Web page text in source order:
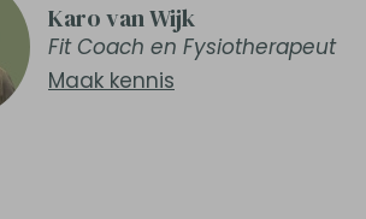
Karo van Wijk
Fit Coach en Fysiotherapeut
Maak kennis